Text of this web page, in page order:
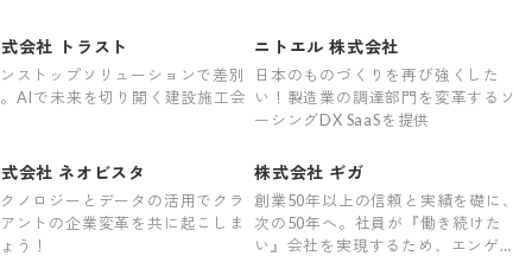
会社 トラスト
ストップソリューションで差別
AIで未来を切り開く建設施工会
ニトエル 株式会社
日本のものづくりを再び強くした
い！製造業の調達部門を変革するソ
ーシングDX SaaSを提供
会社 ネオビスタ
ノロジーとデータの活用でクラ
ントの企業変革を共に起こしま
う！
株式会社 ギガ
創業50年以上の信頼と実績を礎に、
次の50年へ。社員が『働き続けた
い』会社を実現するため、エンゲー